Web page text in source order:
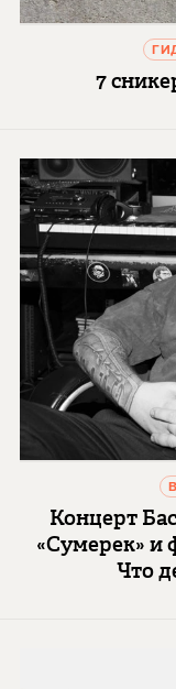
7
Концерт
«Сумерек» и
Что